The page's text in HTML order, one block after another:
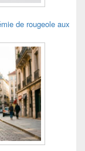
de rougeole aux